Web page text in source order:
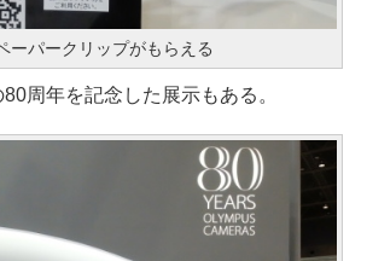
ーパークリップがもらえる
周年を記念した展示もある。